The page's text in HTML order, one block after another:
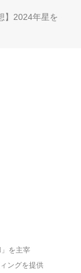
】2024年星を
を主宰
ングを提供